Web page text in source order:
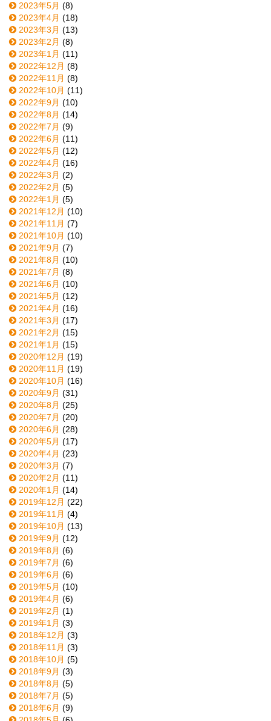
2023年5月 (8)
2023年4月 (18)
2023年3月 (13)
2023年2月 (8)
2023年1月 (11)
2022年12月 (8)
2022年11月 (8)
2022年10月 (11)
2022年9月 (10)
2022年8月 (14)
2022年7月 (9)
2022年6月 (11)
2022年5月 (12)
2022年4月 (16)
2022年3月 (2)
2022年2月 (5)
2022年1月 (5)
2021年12月 (10)
2021年11月 (7)
2021年10月 (10)
2021年9月 (7)
2021年8月 (10)
2021年7月 (8)
2021年6月 (10)
2021年5月 (12)
2021年4月 (16)
2021年3月 (17)
2021年2月 (15)
2021年1月 (15)
2020年12月 (19)
2020年11月 (19)
2020年10月 (16)
2020年9月 (31)
2020年8月 (25)
2020年7月 (20)
2020年6月 (28)
2020年5月 (17)
2020年4月 (23)
2020年3月 (7)
2020年2月 (11)
2020年1月 (14)
2019年12月 (22)
2019年11月 (4)
2019年10月 (13)
2019年9月 (12)
2019年8月 (6)
2019年7月 (6)
2019年6月 (6)
2019年5月 (10)
2019年4月 (6)
2019年2月 (1)
2019年1月 (3)
2018年12月 (3)
2018年11月 (3)
2018年10月 (5)
2018年9月 (3)
2018年8月 (5)
2018年7月 (5)
2018年6月 (9)